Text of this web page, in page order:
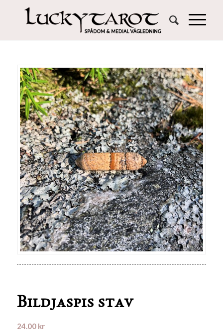
Bildjaspis stav
24.00 kr